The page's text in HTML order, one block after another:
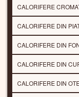
CALORIFERE
CALORIFERE DIN
CALORIFERE DIN
CALORIFERE DIN
CALORIFERE DIN